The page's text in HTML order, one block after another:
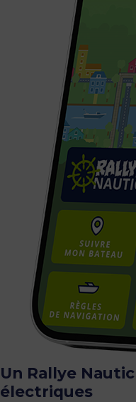
Un Rallye
électriques